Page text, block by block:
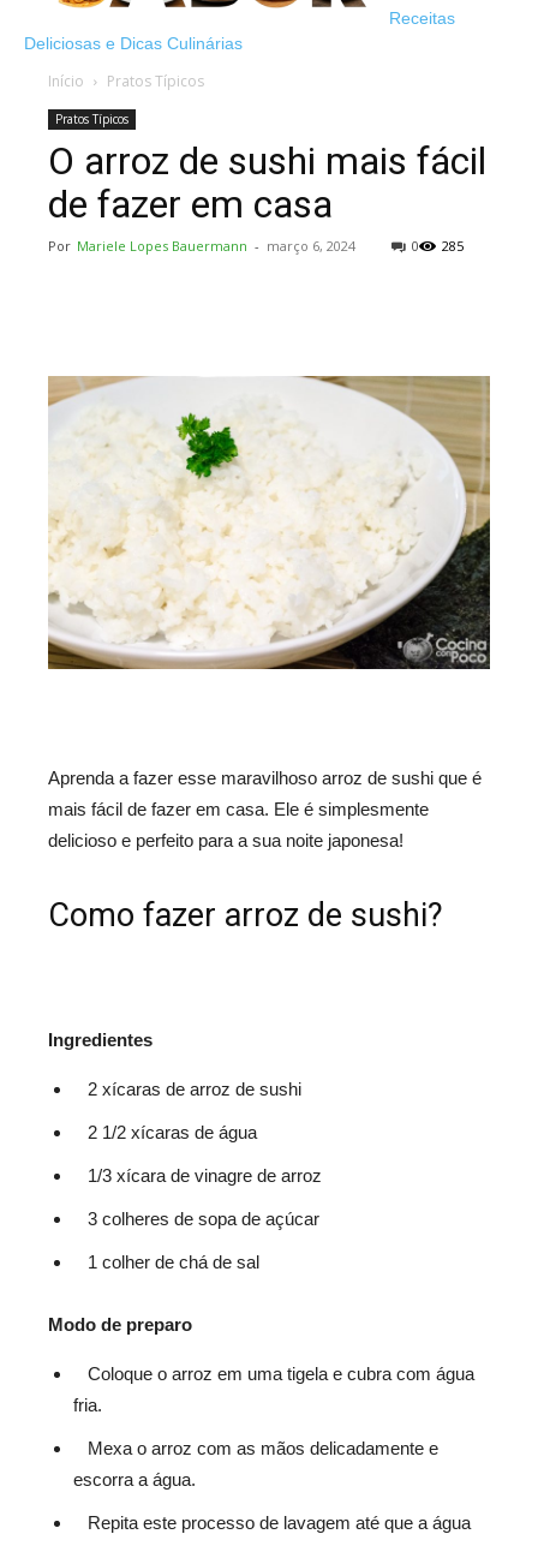
Receitas
Deliciosas e Dicas Culinárias
Início Pratos Típicos
Pratos Típicos
O arroz de sushi mais fácil
de fazer em casa
Por Mariele Lopes Bauermann - março 6, 2024 285
0
Aprenda a fazer esse maravilhoso arroz de sushi que é
mais fácil de fazer em casa. Ele é simplesmente
delicioso e perfeito para a sua noite japonesa!
Como fazer arroz de sushi?
Ingredientes
2 xícaras de arroz de sushi
2 1/2 xícaras de água
1/3 xícara de vinagre de arroz
3 colheres de sopa de açúcar
1 colher de chá de sal
Modo de preparo
Coloque o arroz em uma tigela e cubra com água
fria.
Mexa o arroz com as mãos delicadamente e
escorra a água.
Repita este processo de lavagem até que a água